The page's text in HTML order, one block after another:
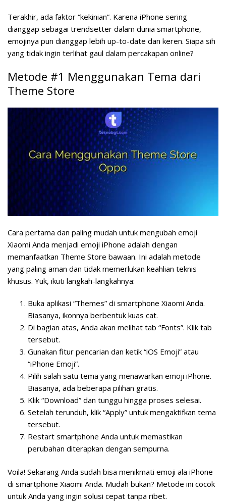
Terakhir, ada faktor “kekinian”. Karena iPhone sering
dianggap sebagai trendsetter dalam dunia smartphone,
emojinya pun dianggap lebih up-to-date dan keren. Siapa sih
yang tidak ingin terlihat gaul dalam percakapan online?
Metode #1 Menggunakan Tema dari
Theme Store
Cara pertama dan paling mudah untuk mengubah emoji
Xiaomi Anda menjadi emoji iPhone adalah dengan
memanfaatkan Theme Store bawaan. Ini adalah metode
yang paling aman dan tidak memerlukan keahlian teknis
khusus. Yuk, ikuti langkah-langkahnya:
Buka aplikasi “Themes” di smartphone Xiaomi Anda.
Biasanya, ikonnya berbentuk kuas cat.
Di bagian atas, Anda akan melihat tab “Fonts”. Klik tab
tersebut.
Gunakan fitur pencarian dan ketik “iOS Emoji” atau
“iPhone Emoji”.
Pilih salah satu tema yang menawarkan emoji iPhone.
Biasanya, ada beberapa pilihan gratis.
Klik “Download” dan tunggu hingga proses selesai.
Setelah terunduh, klik “Apply” untuk mengaktifkan tema
tersebut.
Restart smartphone Anda untuk memastikan
perubahan diterapkan dengan sempurna.
Voila! Sekarang Anda sudah bisa menikmati emoji ala iPhone
di smartphone Xiaomi Anda. Mudah bukan? Metode ini cocok
untuk Anda yang ingin solusi cepat tanpa ribet.